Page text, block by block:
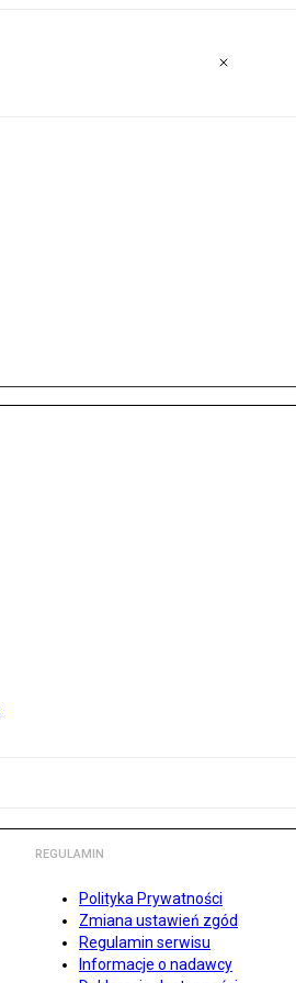
REGULAMIN
Polityka Prywatności
Zmiana ustawień zgód
Regulamin serwisu
Informacje o nadawcy